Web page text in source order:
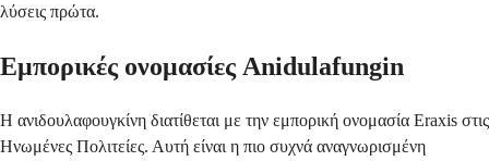
λύσεις πρώτα.
Εμπορικές ονομασίες Anidulafungin
Η ανιδουλαφουγκίνη διατίθεται με την εμπορική ονομασία Eraxis στις
Ηνωμένες Πολιτείες. Αυτή είναι η πιο συχνά αναγνωρισμένη